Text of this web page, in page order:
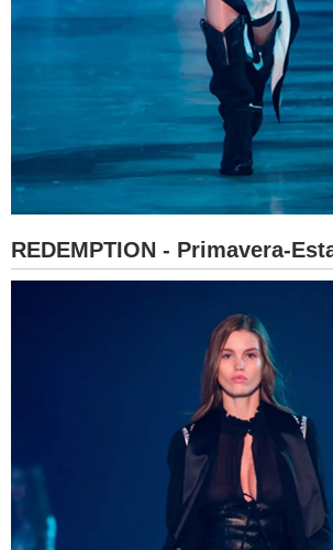
REDEMPTION - Primavera-